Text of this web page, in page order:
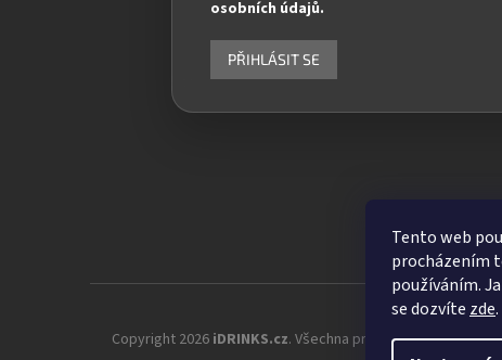
Tento web
procházením
používáním.
se dozvíte zde.
osobních údajů.
PŘIHLÁSIT SE
Copyright 2026 iDRINKS.cz. Všechna práva vyhrazena.